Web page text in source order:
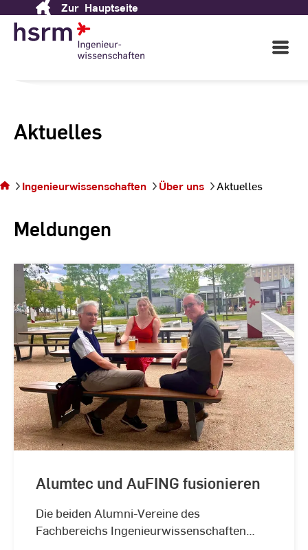
Content
Zur Hauptseite
Open
Main
Aktuelles
sich aufIngenieurwissenschaften Über uns Aktuelles
Meldungen
Alumtec und AuFING fusionieren
Die beiden Alumni-Vereine des
Fachbereichs Ingenieurwissenschaften